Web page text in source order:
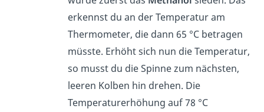
erkennst du an der Temperatur am
Thermometer, die dann 65 °C betragen
müsste. Erhöht sich nun die Temperatur,
so musst du die Spinne zum nächsten,
leeren Kolben hin drehen. Die
Temperaturerhöhung auf 78 °C